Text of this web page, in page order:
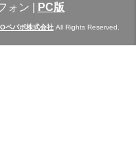
ォン PC版
ペパボ株式会社 All Rights Reserved.